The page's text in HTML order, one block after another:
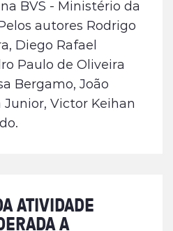
BVS - Ministério da
autores Rodrigo
Diego Rafael
Paulo de Oliveira
Bergamo, João
Junior, Victor Keihan
ATIVIDADE
A